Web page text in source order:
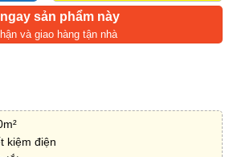
ngay sản phẩm này
và giao hàng tận nhà
kiệm điện